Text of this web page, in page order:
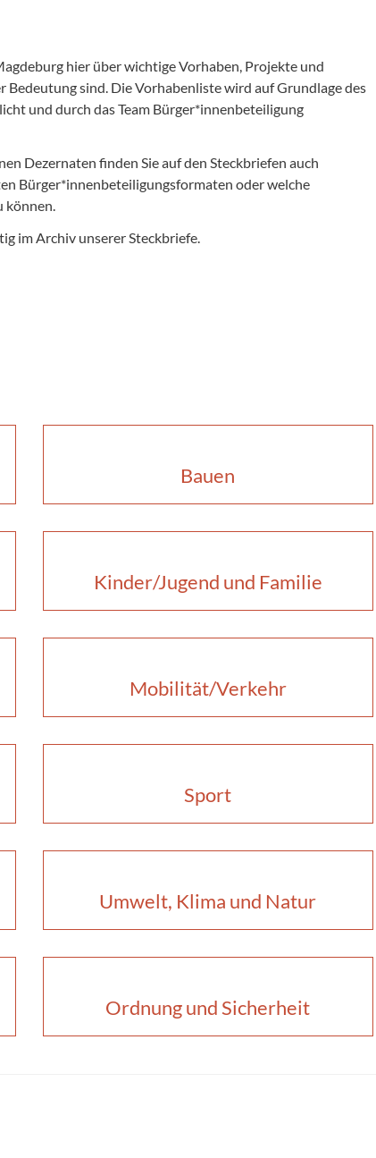
hier über wichtige Vorhaben, Projekte und
Bedeutung sind. Die Vorhabenliste wird auf Grundlage des
und durch das Team Bürger*innenbeteiligung
Dezernaten finden Sie auf den Steckbriefen auch
Bürger*innenbeteiligungsformaten oder welche
können.
im Archiv unserer Steckbriefe.
Bauen
Kinder/Jugend und Familie
Mobilität/Verkehr
Sport
Umwelt, Klima und Natur
Ordnung und Sicherheit